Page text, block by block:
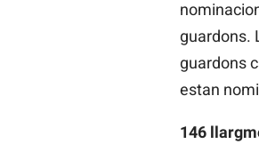
guardons.
guardons
estan
146